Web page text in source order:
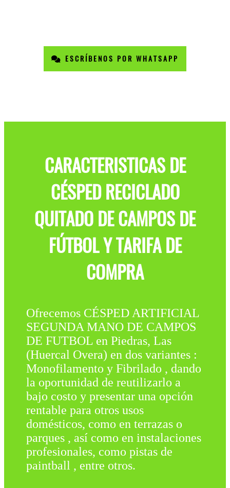
ESCRÍBENOS POR WHATSAPP
CARACTERISTICAS DE
CÉSPED RECICLADO
QUITADO DE CAMPOS DE
FÚTBOL Y TARIFA DE
COMPRA
Ofrecemos CÉSPED ARTIFICIAL
SEGUNDA MANO DE CAMPOS
DE FUTBOL en Piedras, Las
(Huercal Overa) en dos variantes :
Monofilamento y Fibrilado , dando
la oportunidad de reutilizarlo a
bajo costo y presentar una opción
rentable para otros usos
domésticos, como en terrazas o
parques , así como en instalaciones
profesionales, como pistas de
paintball , entre otros.